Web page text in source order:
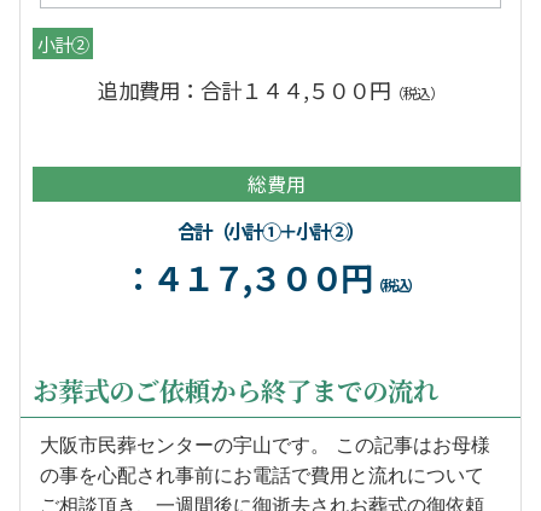
小計②
追加費用：合計１４４,５００円 （税込）
総費用
合計（小計①＋小計②）
：４１７,３００円 （税込）
お葬式のご依頼から終了までの流れ
大阪市民葬センターの宇山です。 この記事はお母様
の事を心配され事前にお電話で費用と流れについて
ご相談頂き、一週間後に御逝去されお葬式の御依頼